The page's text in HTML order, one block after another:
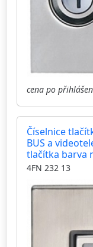
cena po
Číselnice
BUS a
tlačítka barva
4FN 232 13